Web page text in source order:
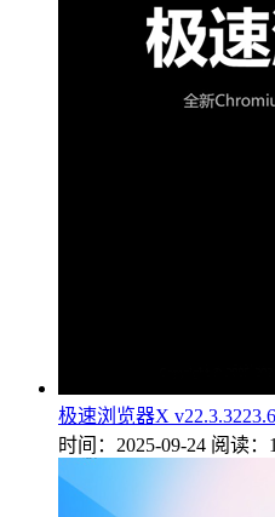
极速浏览器X
时间：2025-09-24 阅读：